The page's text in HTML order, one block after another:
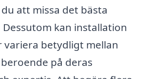
att missa det bästa
kan installation
variera betydligt mellan
på deras